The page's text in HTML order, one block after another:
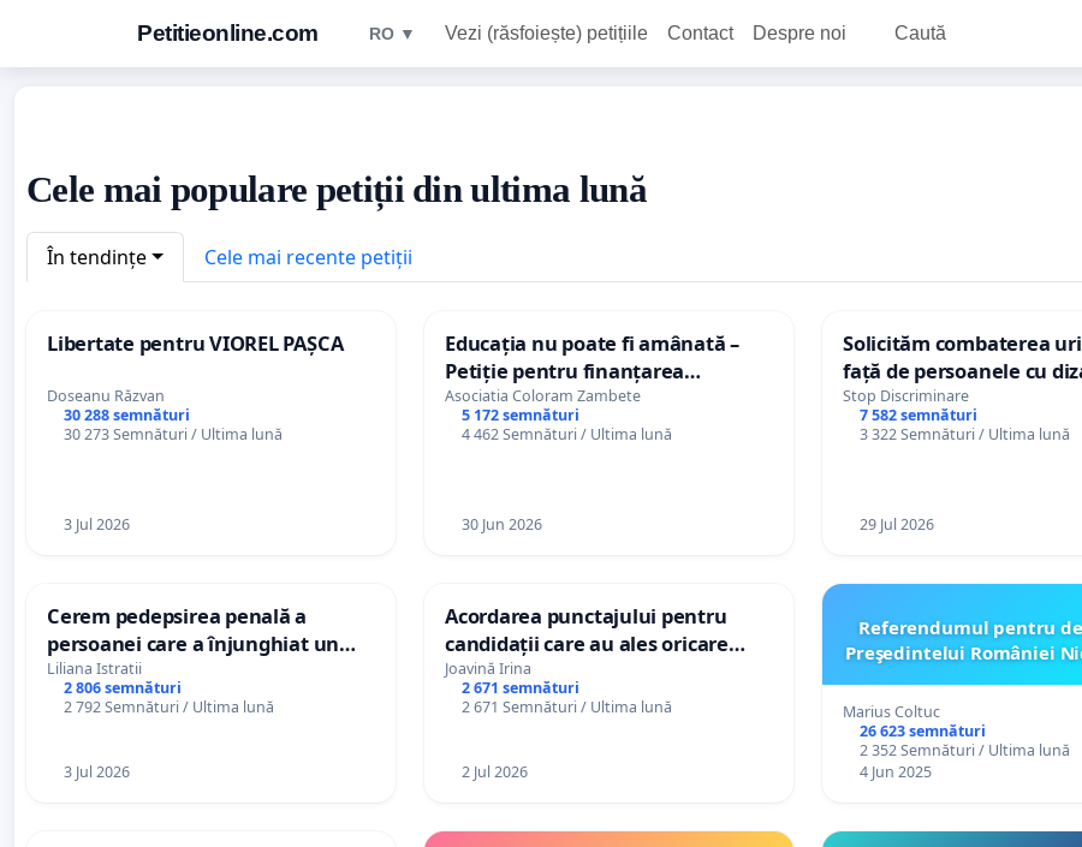
Petitieonline.com RO ▼ Vezi (răsfoiește) petițiile Contact Despre noi Caută
Cele mai populare petiții din ultima lună
În tendințe Cele mai recente petiții
Libertate pentru VIOREL PAȘCA
Doseanu Răzvan
30 288 semnături
30 273 Semnături / Ultima lună
3 Jul 2026
Educația nu poate fi amânată –
Petiție pentru finanțarea
Academiei Copiilor
Asociatia Coloram Zambete
5 172 semnături
4 462 Semnături / Ultima lună
30 Jun 2026
Solicităm combaterea
față de persoanele cu
Stop Discriminare
7 582 semnături
3 322 Semnături / Ultima lună
29 Jul 2026
Cerem pedepsirea penală a
persoanei care a înjunghiat un
câine în fața copiilor aflați pe
terasă, in orașul Florești.
Liliana Istratii
2 806 semnături
2 792 Semnături / Ultima lună
3 Jul 2026
Acordarea punctajului pentru
candidații care au ales oricare
dintre variantele publicate în cele
2 bareme oficiale
Joavină Irina
2 671 semnături
2 671 Semnături / Ultima lună
2 Jul 2026
Referendumul pentru
Preşedintelui României
Marius Coltuc
26 623 semnături
2 352 Semnături / Ultima lună
4 Jun 2025